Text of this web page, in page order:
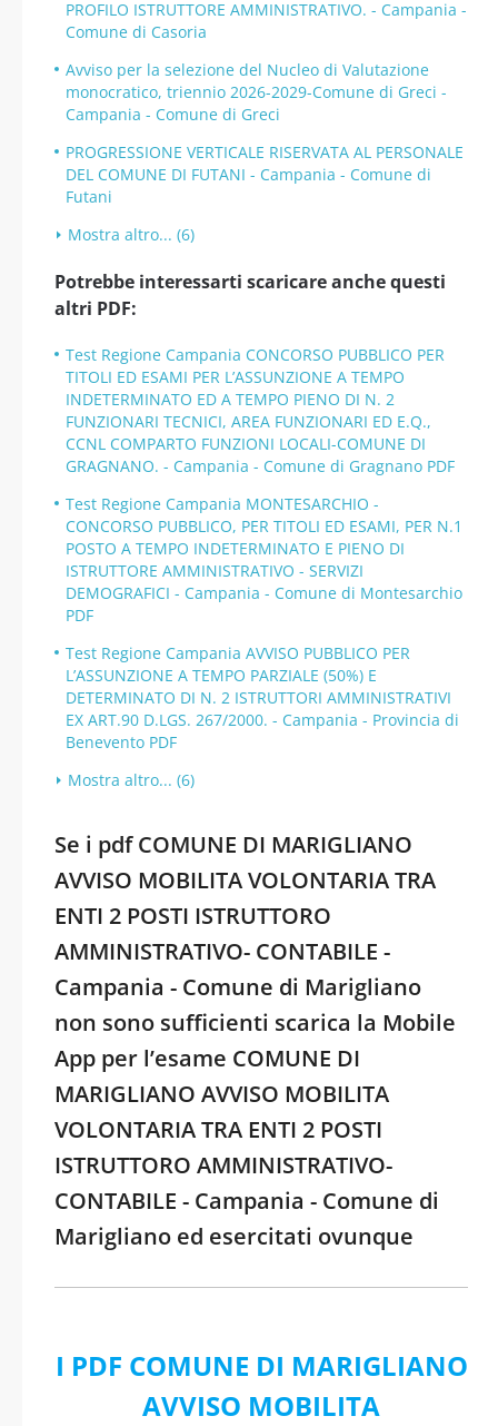
PROFILO ISTRUTTORE AMMINISTRATIVO. - Campania -
Comune di Casoria
Avviso per la selezione del Nucleo di Valutazione
monocratico, triennio 2026-2029-Comune di Greci -
Campania - Comune di Greci
PROGRESSIONE VERTICALE RISERVATA AL PERSONALE
DEL COMUNE DI FUTANI - Campania - Comune di
Futani
Mostra altro... (6)
Potrebbe interessarti scaricare anche questi
altri PDF:
Test Regione Campania CONCORSO PUBBLICO PER
TITOLI ED ESAMI PER L’ASSUNZIONE A TEMPO
INDETERMINATO ED A TEMPO PIENO DI N. 2
FUNZIONARI TECNICI, AREA FUNZIONARI ED E.Q.,
CCNL COMPARTO FUNZIONI LOCALI-COMUNE DI
GRAGNANO. - Campania - Comune di Gragnano PDF
Test Regione Campania MONTESARCHIO -
CONCORSO PUBBLICO, PER TITOLI ED ESAMI, PER N.1
POSTO A TEMPO INDETERMINATO E PIENO DI
ISTRUTTORE AMMINISTRATIVO - SERVIZI
DEMOGRAFICI - Campania - Comune di Montesarchio
PDF
Test Regione Campania AVVISO PUBBLICO PER
L’ASSUNZIONE A TEMPO PARZIALE (50%) E
DETERMINATO DI N. 2 ISTRUTTORI AMMINISTRATIVI
EX ART.90 D.LGS. 267/2000. - Campania - Provincia di
Benevento PDF
Mostra altro... (6)
Se i pdf COMUNE DI MARIGLIANO
AVVISO MOBILITA VOLONTARIA TRA
ENTI 2 POSTI ISTRUTTORO
AMMINISTRATIVO- CONTABILE -
Campania - Comune di Marigliano
non sono sufficienti scarica la Mobile
App per l’esame COMUNE DI
MARIGLIANO AVVISO MOBILITA
VOLONTARIA TRA ENTI 2 POSTI
ISTRUTTORO AMMINISTRATIVO-
CONTABILE - Campania - Comune di
Marigliano ed esercitati ovunque
I PDF COMUNE DI MARIGLIANO
AVVISO MOBILITA